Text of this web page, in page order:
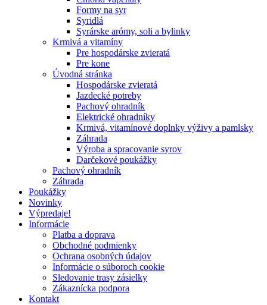
Formy na syr
Syridlá
Syrárske arómy, soli a bylinky
Krmivá a vitamíny
Pre hospodárske zvieratá
Pre kone
Úvodná stránka
Hospodárske zvieratá
Jazdecké potreby
Pachový ohradník
Elektrické ohradníky
Krmivá, vitamínové doplnky výživy a pamlsky
Záhrada
Výroba a spracovanie syrov
Darčekové poukážky
Pachový ohradník
Záhrada
Poukážky
Novinky
Výpredaje!
Informácie
Platba a doprava
Obchodné podmienky
Ochrana osobných údajov
Informácie o súboroch cookie
Sledovanie trasy zásielky
Zákaznícka podpora
Kontakt